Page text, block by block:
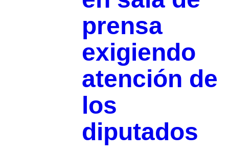
prensa
exigiendo
atención de
los
diputados